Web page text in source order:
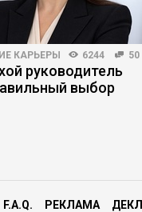
КАРЬЕРЫ 6244 50
руководитель
выбор
F.A.Q. РЕКЛАМА